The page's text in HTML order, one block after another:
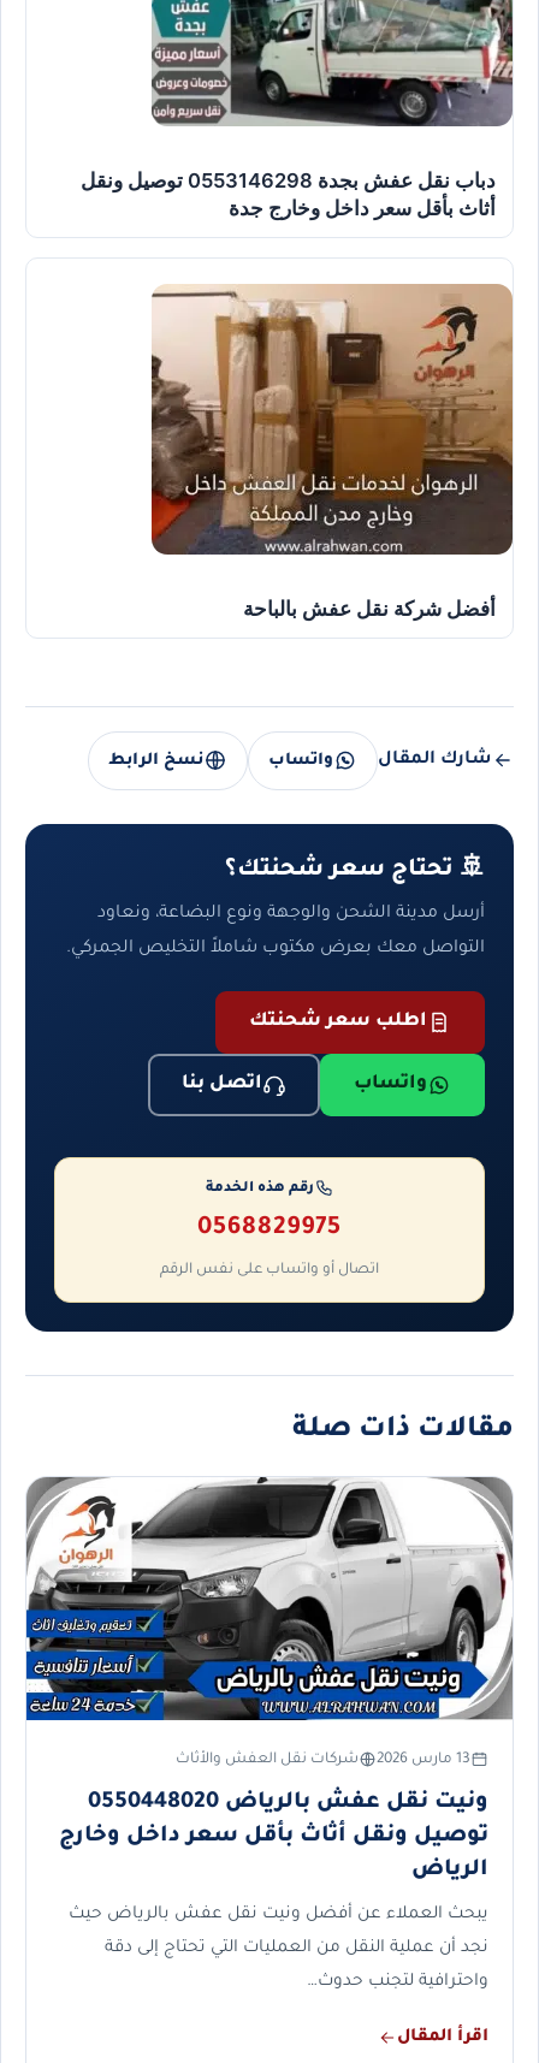
دباب نقل عفش بجدة 0553146298 توصيل ونقل
أثاث بأقل سعر داخل وخارج جدة
أفضل شركة نقل عفش بالباحة
شارك المقال واتساب نسخ الرابط
🚢 تحتاج سعر شحنتك؟
أرسل مدينة الشحن والوجهة ونوع البضاعة، ونعاود
التواصل معك بعرض مكتوب شاملاً التخليص الجمركي.
اطلب سعر شحنتك
واتساب اتصل بنا
رقم هذه الخدمة
0568829975
اتصال أو واتساب على نفس الرقم
مقالات ذات صلة
13 مارس 2026 شركات نقل العفش والأثاث
ونيت نقل عفش بالرياض 0550448020
توصيل ونقل أثاث بأقل سعر داخل وخارج
الرياض
يبحث العملاء عن أفضل ونيت نقل عفش بالرياض حيث
نجد أن عملية النقل من العمليات التي تحتاج إلى دقة
واحترافية لتجنب حدوث…
اقرأ المقال